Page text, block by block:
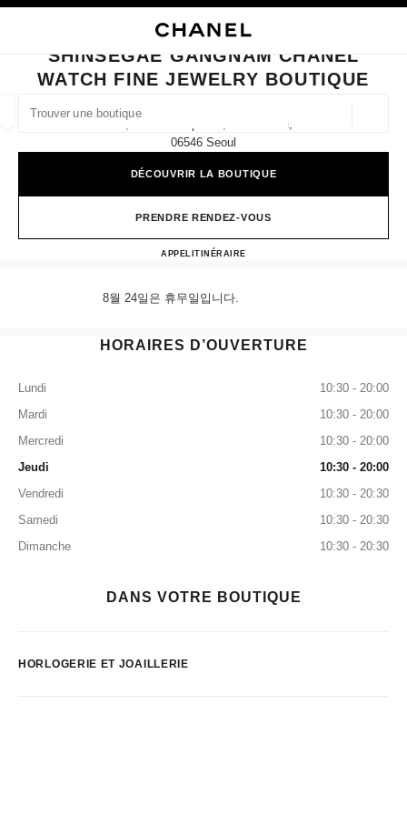
TROUVER UNE BOUTIQUE
Les suggestions sont affichées sous cette barre de recherche
0 Suggestions disponibles
FERMER LA FICHE BOUTIQUE SHINSEGAE GANGNAM CHANEL WATCH
SHINSEGAE GANGNAM CHANEL
WATCH FINE JEWELRY BOUTIQUE
2f, 176 Sinbanpo-Ro, Seocho-Gu,
06546 Seoul
DÉCOUVRIR LA BOUTIQUE
PRENDRE RENDEZ-VOUS
APPEL+82 80 805 9628
ITINÉRAIREShinsegae Gangnam CHANEL
8월 24일은 휴무일입니다.
HORAIRES D’OUVERTURE
Lundi
10:30 - 20:00
Mardi
10:30 - 20:00
Mercredi
10:30 - 20:00
Jeudi
10:30 - 20:00
Vendredi
10:30 - 20:30
Samedi
10:30 - 20:30
Dimanche
10:30 - 20:30
DANS VOTRE BOUTIQUE
HORLOGERIE ET JOAILLERIE
filtres
filtrer les résultats par :